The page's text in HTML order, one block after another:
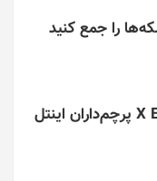
تراشه اسنپدراگون X Elite پرچم‌داران اینتل